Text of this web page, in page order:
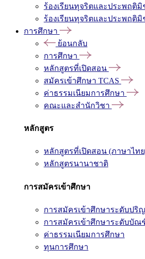
ร้องเรียนทุจริตและประพฤติ
ร้องเรียนทุจริตและประพฤติ
การศึกษา
ย้อนกลับ
การศึกษา
หลักสูตรที่เปิดสอน
สมัครเข้าศึกษา TCAS
ค่าธรรมเนียมการศึกษา
คณะและสำนักวิชา
หลักสูตร
หลักสูตรที่เปิดสอน (ภาษาไท
หลักสูตรนานาชาติ
การสมัครเข้าศึกษา
การสมัครเข้าศึกษาระดับป
การสมัครเข้าศึกษาระดับบัณ
ค่าธรรมเนียมการศึกษา
ทุนการศึกษา